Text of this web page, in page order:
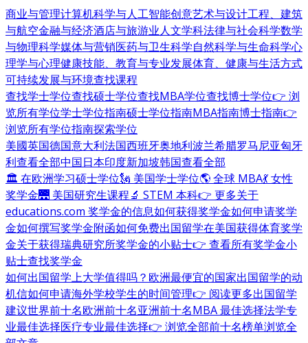
商业与管理计算机科学与人工智能创意艺术与设计工程、建筑
与航空金融与经济酒店与旅游业人文学科法律与社会科学数学
与物理科学媒体与营销医药与卫生科学自然科学与生命科学心
理学与心理健康技能、教育与专业发展体育、健康与生活方式
可持续发展与环境查找课程
查找学士学位查找硕士学位查找MBA学位查找博士学位👉 浏
览所有学位学士学位指南硕士学位指南MBA指南博士指南👉
浏览所有学位指南探索学位
美國英国德国意大利法国西班牙奥地利波兰希腊罗马尼亚匈牙
利查看全部中国日本印度新加坡韩国查看全部
🏛 在欧洲学习硕士学位🗽 美国学士学位🌎 全球 MBA💃 女性
奖学金🌉 美国研究生课程🔬 STEM 本科👉 更多关于
educations.com 奖学金的信息如何获得奖学金如何申请奖学
金如何撰写奖学金附函如何免费出国留学在美国获得体育奖学
金关于获得瑞典研究所奖学金的小贴士👉 查看所有奖学金小
贴士查找奖学金
如何出国留学上大学值得吗？ 欧洲最便宜的国家出国留学的动
机信如何申请海外学校学生的时间管理👉 阅读更多出国留学
建议世界前十名欧洲前十名亚洲前十名MBA 最佳选择法学专
业最佳选择医疗专业最佳选择👉 浏览全部前十名榜单浏览全